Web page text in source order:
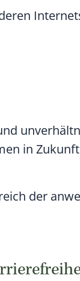
in
der